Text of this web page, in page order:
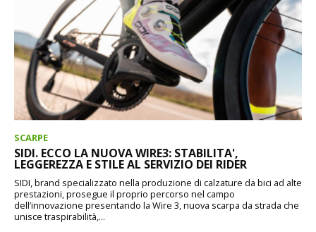
SCARPE
SIDI. ECCO LA NUOVA WIRE3: STABILITA',
LEGGEREZZA E STILE AL SERVIZIO DEI RIDER
SIDI, brand specializzato nella produzione di calzature da bici ad alte
prestazioni, prosegue il proprio percorso nel campo
dell’innovazione presentando la Wire 3, nuova scarpa da strada che
unisce traspirabilità,...